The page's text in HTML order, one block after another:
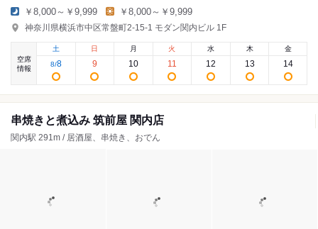
￥8,000～￥9,999 ￥8,000～￥9,999
神奈川県横浜市中区常盤町2-15-1 モダン関内ビル 1F
空席
情報
土
8/8
日
9
月
10
火
11
水
12
木
13
金
14
串焼きと煮込み 筑前屋 関内店
関内駅 291m / 居酒屋、串焼き、おでん